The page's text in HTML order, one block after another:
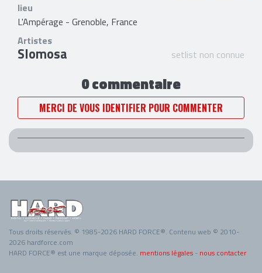
lieu
L'Ampérage - Grenoble, France
Artistes
Slomosa setlist non connue
0 commentaire
MERCI DE VOUS IDENTIFIER POUR COMMENTER
Tous droits réservés. © 1985-2026 HARD FORCE®. Contenu web © 2010-
2026 hardforce.com
HARD FORCE® est une marque déposée. mentions légales - nous contacter